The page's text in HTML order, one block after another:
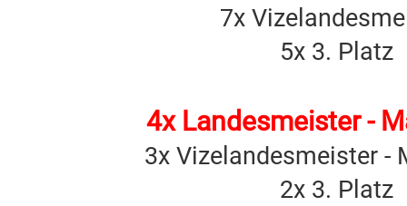
7x
5x 3. Platz
4x Landesmeister -
3x Vizelandesmeister -
2x 3. Platz